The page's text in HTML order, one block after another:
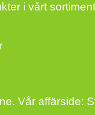
i vårt
Vår affärside: